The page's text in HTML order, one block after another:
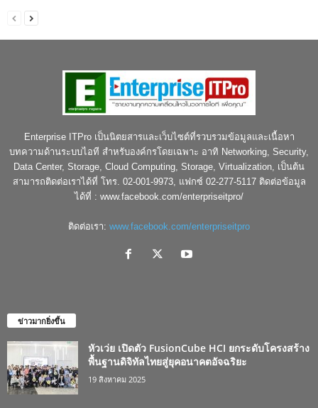
Enterprise ITPro เป็นนิตยสารและเว็บไซต์ที่รวบรวมข้อมูลและเนื้อหา
บทความด้านระบบไอที สำหรับองค์กรโดยเฉพาะ อาทิ Networking, Security,
Data Center, Storage, Cloud Computing, Storage, Virtualization, เป็นต้น
สามารถติดต่อเราได้ที่ โทร. 02-001-9973, แฟกซ์ 02-277-5117 ติดต่อข้อมูล
ได้ที่ : www.facebook.com/enterpriseitpro/
ติดต่อเรา: www.facebook.com/enterpriseitpro
ข่าวมากยิ่งขึ้น
หัวเว่ย เปิดตัว FusionCube HCI ยกระดับโครงสร้าง
พื้นฐานดิจิทัลไทยสู่ยุคอนาคตอัจฉริยะ
19 สิงหาคม 2025